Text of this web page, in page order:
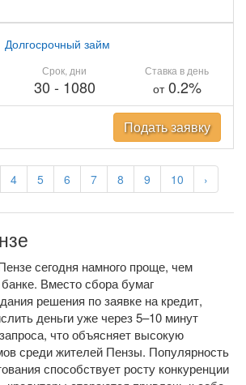
4 5 6 7 8 9 10 ›
Долгосрочный займ
Срок, дни
30 - 1080
Ставка в день
от0.2%
Подать заявку
сегодня намного проще, чем
Вместо сбора бумаг
решения по заявке на кредит,
деньги уже через 5–10 минут
что объясняет высокую
среди жителей Пензы. Популярность
способствует росту конкуренции